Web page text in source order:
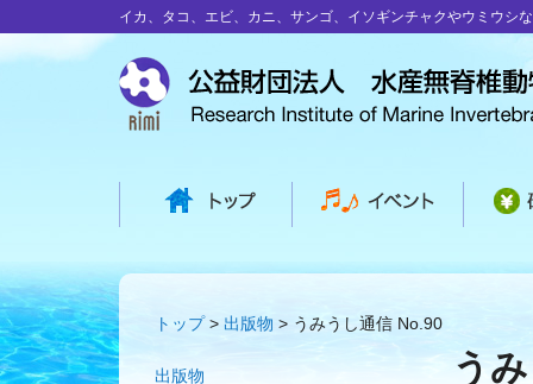
イカ、タコ、エビ、カニ、サンゴ、イソギンチャクやウミウシ
トップ 出版物 うみうし通信 No.90
出版物 う